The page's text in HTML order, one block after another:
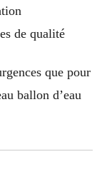
de qualité
que pour
ballon d’eau